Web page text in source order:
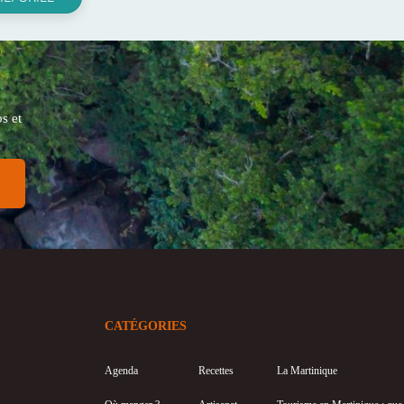
et
CATÉGORIES
Agenda Recettes La Martinique